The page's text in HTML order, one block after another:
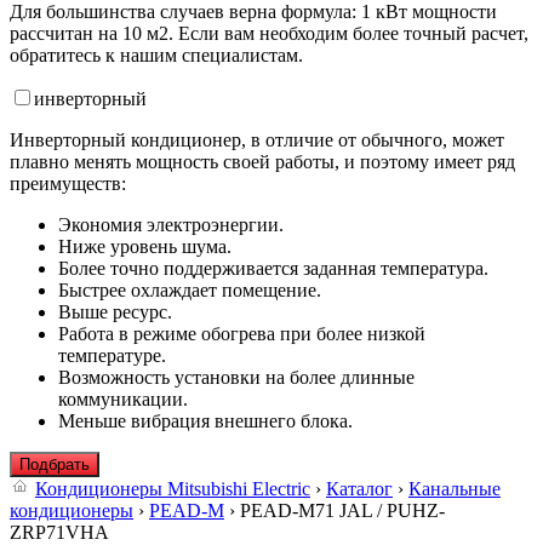
Для большинства случаев верна формула: 1 кВт мощности
рассчитан на 10 м2. Если вам необходим более точный расчет,
обратитесь к нашим специалистам.
инверторный
Инверторный кондиционер, в отличие от обычного, может
плавно менять мощность своей работы, и поэтому имеет ряд
преимуществ:
Экономия электроэнергии.
Ниже уровень шума.
Более точно поддерживается заданная температура.
Быстрее охлаждает помещение.
Выше ресурс.
Работа в режиме обогрева при более низкой
температуре.
Возможность установки на более длинные
коммуникации.
Меньше вибрация внешнего блока.
Подбрать
Кондиционеры Mitsubishi Electric › Каталог › Канальные
кондиционеры › PEAD-M › PEAD-M71 JAL / PUHZ-
ZRP71VHA